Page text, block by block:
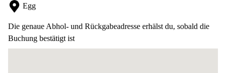
Egg
Die genaue Abhol- und Rückgabeadresse erhälst du, sobald die
Buchung bestätigt ist